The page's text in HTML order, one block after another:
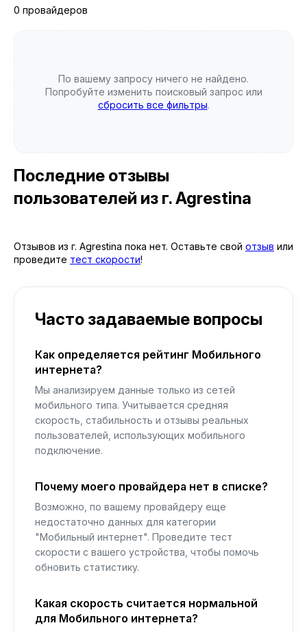
0 провайдеров
По вашему запросу ничего не найдено.
Попробуйте изменить поисковый запрос или
сбросить все фильтры.
Последние отзывы
пользователей из г. Agrestina
Отзывов из г. Agrestina пока нет. Оставьте свой отзыв или
проведите тест скорости!
Часто задаваемые вопросы
Как определяется рейтинг Мобильного
интернета?
Мы анализируем данные только из сетей
мобильного типа. Учитывается средняя
скорость, стабильность и отзывы реальных
пользователей, использующих мобильного
подключение.
Почему моего провайдера нет в списке?
Возможно, по вашему провайдеру еще
недостаточно данных для категории
"Мобильный интернет". Проведите тест
скорости с вашего устройства, чтобы помочь
обновить статистику.
Какая скорость считается нормальной
для Мобильного интернета?